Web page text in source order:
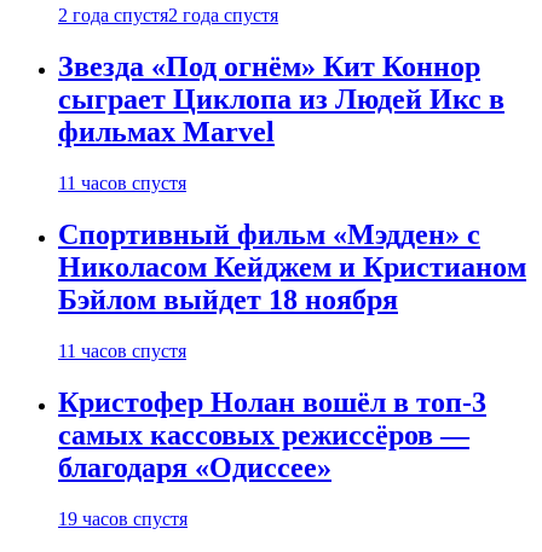
2 года спустя2 года спустя
Звезда «Под огнём» Кит Коннор
сыграет Циклопа из Людей Икс в
фильмах Marvel
11 часов спустя
Спортивный фильм «Мэдден» с
Николасом Кейджем и Кристианом
Бэйлом выйдет 18 ноября
11 часов спустя
Кристофер Нолан вошёл в топ-3
самых кассовых режиссёров —
благодаря «Одиссее»
19 часов спустя